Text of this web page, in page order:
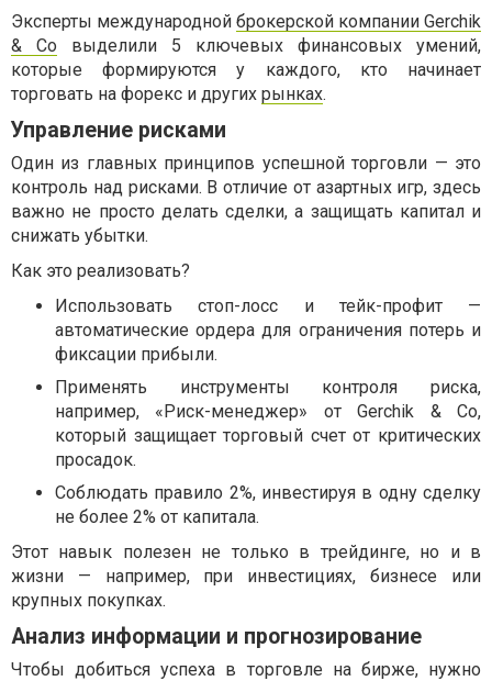
Эксперты международной брокерской компании Gerchik
& Co выделили 5 ключевых финансовых умений,
которые формируются у каждого, кто начинает
торговать на форекс и других рынках.
Управление рисками
Один из главных принципов успешной торговли — это
контроль над рисками. В отличие от азартных игр, здесь
важно не просто делать сделки, а защищать капитал и
снижать убытки.
Как это реализовать?
Использовать стоп-лосс и тейк-профит —
автоматические ордера для ограничения потерь и
фиксации прибыли.
Применять инструменты контроля риска,
например, «Риск-менеджер» от Gerchik & Co,
который защищает торговый счет от критических
просадок.
Соблюдать правило 2%, инвестируя в одну сделку
не более 2% от капитала.
Этот навык полезен не только в трейдинге, но и в
жизни — например, при инвестициях, бизнесе или
крупных покупках.
Анализ информации и прогнозирование
Чтобы добиться успеха в торговле на бирже, нужно